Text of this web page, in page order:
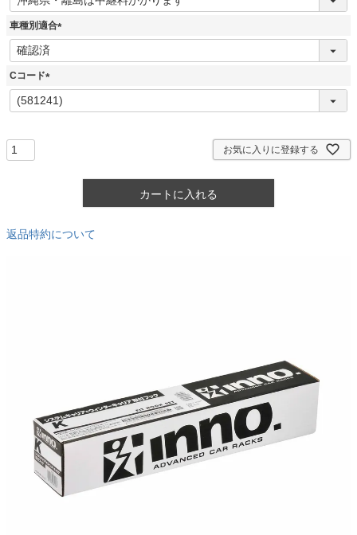
必
車種別適合
(
Cコード
(
必
お気に入りに登録する
カートに入れる
返品特約について